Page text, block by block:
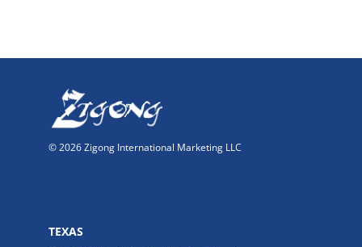
© 2026 Zigong International Marketing LLC
TEXAS